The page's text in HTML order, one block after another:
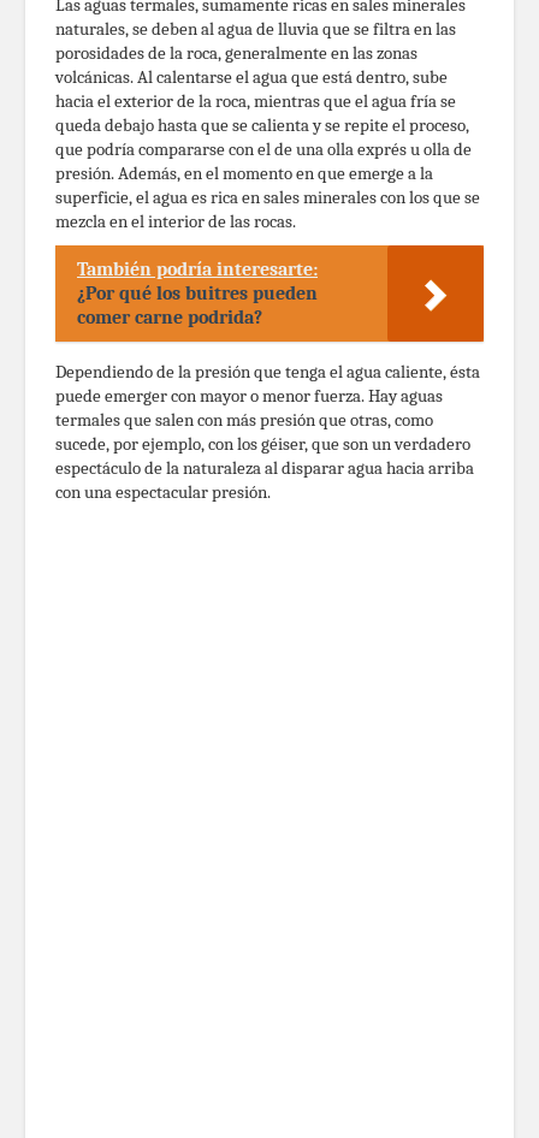
Las aguas termales, sumamente ricas en sales minerales
naturales, se deben al agua de lluvia que se filtra en las
porosidades de la roca, generalmente en las zonas
volcánicas. Al calentarse el agua que está dentro, sube
hacia el exterior de la roca, mientras que el agua fría se
queda debajo hasta que se calienta y se repite el proceso,
que podría compararse con el de una olla exprés u olla de
presión. Además, en el momento en que emerge a la
superficie, el agua es rica en sales minerales con los que se
mezcla en el interior de las rocas.
También podría interesarte:
¿Por qué los buitres pueden
comer carne podrida?
Dependiendo de la presión que tenga el agua caliente, ésta
puede emerger con mayor o menor fuerza. Hay aguas
termales que salen con más presión que otras, como
sucede, por ejemplo, con los géiser, que son un verdadero
espectáculo de la naturaleza al disparar agua hacia arriba
con una espectacular presión.